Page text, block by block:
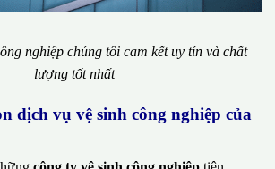
nghiệp chúng tôi cam kết uy tín và chất
lượng tốt nhất
dịch vụ vệ sinh công nghiệp của